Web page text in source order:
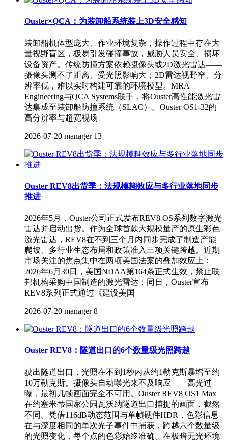
Ouster×QCA：为装卸船系统装上3D安全感知
装卸船机体型庞大、作业环境复杂，操作过程中存在大
量视野盲区，极易引发碰撞事故，威胁人员安全、损坏
设备资产。传统防撞方案依赖摄像头或2D激光雷达——
摄像头测不了距离、受光照影响大；2D雷达视野窄、分
辨率低，难以实时构建可靠的环境模型。MRA
Engineering与QCA Systems联手，将Ouster高性能激光雷
达集成至装卸船防撞系统（SLAC）。Ouster OS1-32的
高分辨率与超宽视场
2026-07-20 manager 13
Ouster REV8出货季：法规模糊效应与多行业落地同步
推进
2026年5月，Ouster公司正式发布REV8 OS系列数字激光
雷达并启动出货。作为全球首款大规模量产的原生彩色
激光雷达，REV8在不到三个月内同步完成了制造产能
爬坡、多行业生态布局和政策准入三项关键跨越。近期
市场关注的焦点集中在两项美国法案的叠加效应上：
2026年6月30日，美国NDAA第164条正式生效，禁止联
邦机构采购中国制造的激光雷达；同日，Ouster宣布
REV8系列正式通过《建设美国
2026-07-20 manager 8
Ouster REV8：隧道出口的6个数量级光照跨越
驶出隧道出口，光照在不到1秒内从约1勒克斯暴增至约
10万勒克斯。摄像头自动曝光来不及响应——高光过
曝，最初几帧画面完全不可用。Ouster REV8 OS1 Max
在约塞米蒂国家公园瓦沃纳隧道出口捕捉的画面，截然
不同。凭借116dB动态范围与单帧硬件HDR，色彩信息
在与深度相同的单次光子事件中捕获，跨越六个数量级
的光照变化，每个点的色彩始终准确。在极暗无光环境